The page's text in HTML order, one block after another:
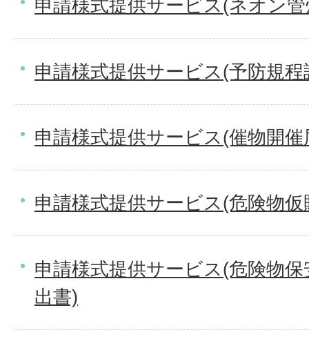
申請様式提供サービス(ネオン
申請様式提供サービス(予防規
申請様式提供サービス(催物開催
申請様式提供サービス(危険物
申請様式提供サービス(危険物
出書)